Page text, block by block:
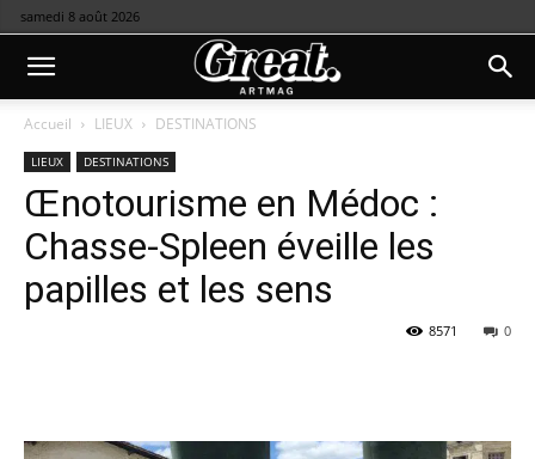
samedi 8 août 2026
Accueil LIEUX DESTINATIONS
LIEUX DESTINATIONS
Œnotourisme en Médoc :
Chasse-Spleen éveille les
papilles et les sens
0
8571